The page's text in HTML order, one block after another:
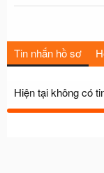
Tin nhắn hồ sơ
Hiện tại không có